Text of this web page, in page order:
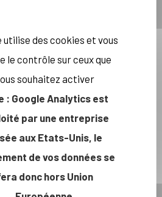
des raisonnements et
connaissances métiers des
permettront la construction
une prise de décision juste et
cas d’usage. Pour atteindre
il s’agira de détecter et de
dans les données
d’être reproduits par l’IA.
de développer des modèles
interpréter le
un résultat explicable auprès
utilise des cookies et vous
le contrôle sur ceux que
souhaitez activer
: Google Analytics est
par une entreprise
aux Etats-Unis, le
de vos données se
donc hors Union